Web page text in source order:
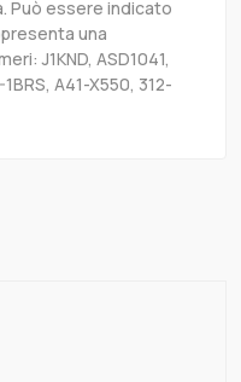
Può essere indicato
una
J1KND, ASD1041,
A41-X550, 312-